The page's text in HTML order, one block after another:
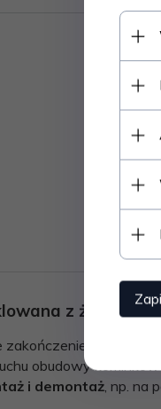
z żaluzją
kanałów
obudowy
i demontaż, np. na